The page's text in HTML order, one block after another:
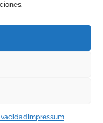
Impressum
reservados